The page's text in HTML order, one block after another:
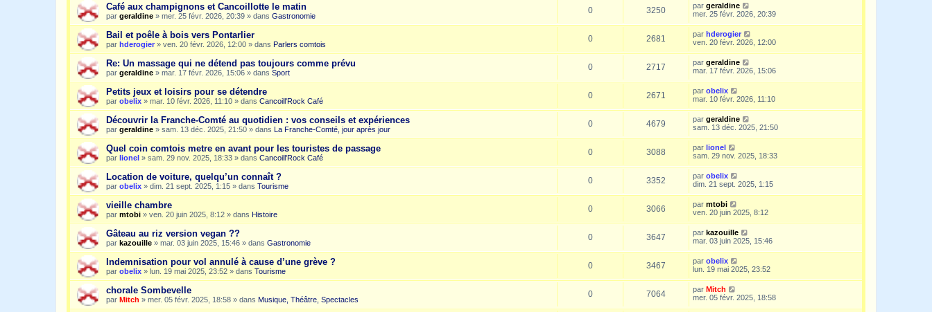
Café aux champignons et Cancoillotte le matin
par geraldine » mer. 25 févr. 2026, 20:39 » dans Gastronomie
0 3250 par geraldine
mer. 25 févr. 2026, 20:39
Bail et poêle à bois vers Pontarlier
par hderogier » ven. 20 févr. 2026, 12:00 » dans Parlers comtois
0 2681 par hderogier
ven. 20 févr. 2026, 12:00
Re: Un massage qui ne détend pas toujours comme prévu
par geraldine » mar. 17 févr. 2026, 15:06 » dans Sport
0 2717 par geraldine
mar. 17 févr. 2026, 15:06
Petits jeux et loisirs pour se détendre
par obelix » mar. 10 févr. 2026, 11:10 » dans Cancoill'Rock Café
0 2671 par obelix
mar. 10 févr. 2026, 11:10
Découvrir la Franche-Comté au quotidien : vos conseils et expériences
par geraldine » sam. 13 déc. 2025, 21:50 » dans La Franche-Comté, jour après jour
0 4679 par geraldine
sam. 13 déc. 2025, 21:50
Quel coin comtois metre en avant pour les touristes de passage
par lionel » sam. 29 nov. 2025, 18:33 » dans Cancoill'Rock Café
0 3088 par lionel
sam. 29 nov. 2025, 18:33
Location de voiture, quelqu’un connaît ?
par obelix » dim. 21 sept. 2025, 1:15 » dans Tourisme
0 3352 par obelix
dim. 21 sept. 2025, 1:15
vieille chambre
par mtobi » ven. 20 juin 2025, 8:12 » dans Histoire
0 3066 par mtobi
ven. 20 juin 2025, 8:12
Gâteau au riz version vegan ??
par kazouille » mar. 03 juin 2025, 15:46 » dans Gastronomie
0 3647 par kazouille
mar. 03 juin 2025, 15:46
Indemnisation pour vol annulé à cause d’une grève ?
par obelix » lun. 19 mai 2025, 23:52 » dans Tourisme
0 3467 par obelix
lun. 19 mai 2025, 23:52
chorale Sombevelle
par Mitch » mer. 05 févr. 2025, 18:58 » dans Musique, Théâtre, Spectacles
0 7064 par Mitch
mer. 05 févr. 2025, 18:58